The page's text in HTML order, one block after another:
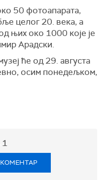
50 фотоапарата,
целог 20. века, а
њих око 1000 које је
Арадски.
ће од 29. августа
осим понедељком,
1